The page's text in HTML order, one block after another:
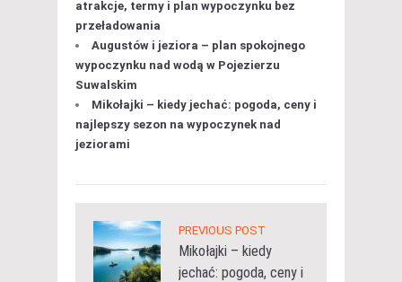
atrakcje, termy i plan wypoczynku bez
przeładowania
Augustów i jeziora – plan spokojnego
wypoczynku nad wodą w Pojezierzu
Suwalskim
Mikołajki – kiedy jechać: pogoda, ceny i
najlepszy sezon na wypoczynek nad
jeziorami
PREVIOUS POST
Mikołajki – kiedy
jechać: pogoda, ceny i